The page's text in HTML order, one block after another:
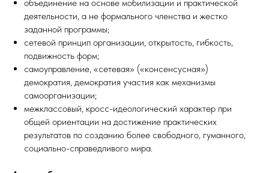
объединение на основе мобилизации и практической
деятельности, а не формального членства и жестко
заданной программы;
сетевой принцип организации, открытость, гибкость,
подвижность форм;
самоуправление, «сетевая» («консенсусная»)
демократия, демократия участия как механизмы
самоорганизации;
межклассовый, кросс-идеологический характер при
общей ориентации на достижение практических
результатов по созданию более свободного, гуманного,
социально-справедливого мира.